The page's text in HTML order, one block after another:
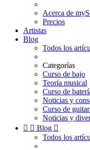
Acerca de
Precios
Artistas
Blog
Todos los
Categorías
Curso de bajo
Teoría musical
Curso de
Noticias y
Curso de
Noticias y
  Blog 
Todos los